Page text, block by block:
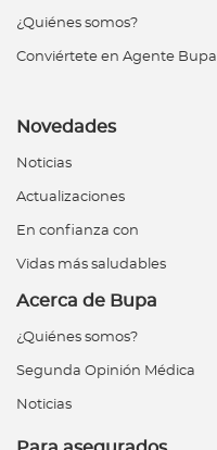
¿Quiénes somos?
Conviértete en Agente Bupa
Novedades
Noticias
Actualizaciones
En confianza con
Vidas más saludables
Acerca de Bupa
¿Quiénes somos?
Segunda Opinión Médica
Noticias